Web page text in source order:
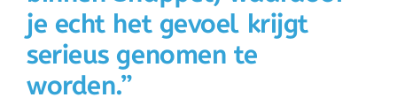
je echt het gevoel krijgt
serieus genomen te
worden.”